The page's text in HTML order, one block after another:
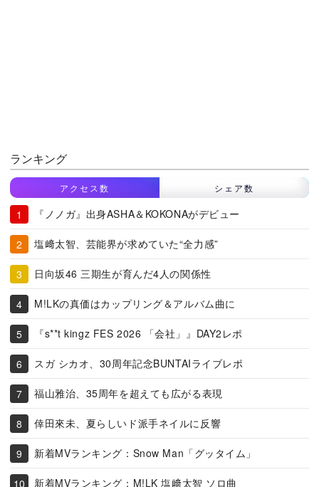
ランキング
アクセス数 シェア数
『ノノガ』出身ASHA＆KOKONAがデビュー
塩﨑太智、芸能界が求めていた“全力感”
日向坂46 三期生が育んだ4人の関係性
M!LKの真価はカップリング＆アルバム曲に
『s**t kingz FES 2026 「会社」』DAY2レポ
スガ シカオ、30周年記念BUNTAIライブレポ
福山雅治、35周年を超えても広がる表現
倖田來未、夏らしいド派手ネイルに反響
新着MVランキング：Snow Man「グッタイム」
新着MVランキング：M!LK 塩﨑太智 ソロ曲